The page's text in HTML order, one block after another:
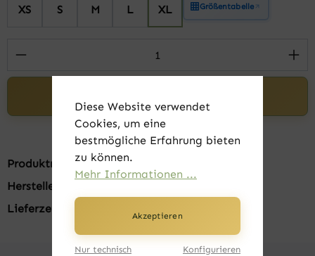
XS S M L XL Größentabelle
Produkt Anzahl: Gib den gewünschten
Produktnummer:FK21020-015
Hersteller:
Lieferzeit:
Diese Website verwendet
Cookies, um eine
bestmögliche Erfahrung bieten
zu können.
Mehr Informationen ...
Akzeptieren
Nur technisch
Konfigurieren